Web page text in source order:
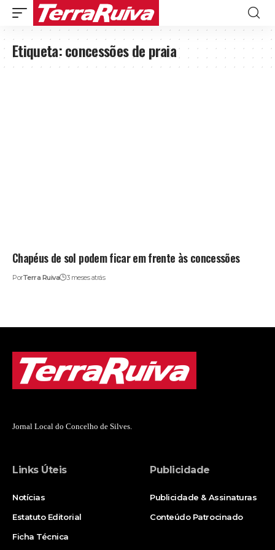
Etiqueta:concessões de praia
Chapéus de sol podem ficar em frente às concessões
PorTerra Ruiva 3 meses atrás
Jornal Local do Concelho de Silves.
Links Úteis
Notícias
Estatuto Editorial
Ficha Técnica
Publicidade
Publicidade & Assinaturas
Conteúdo Patrocinado